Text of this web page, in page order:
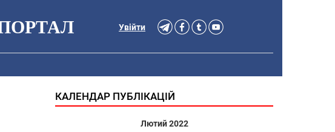
Увійти
КАЛЕНДАР ПУБЛІКАЦІЙ
Лютий 2022